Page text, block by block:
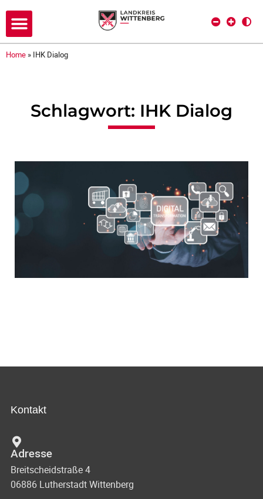
Home » IHK Dialog
Schlagwort: IHK Dialog
Kontakt
Adresse
Breitscheidstraße 4
06886 Lutherstadt Wittenberg